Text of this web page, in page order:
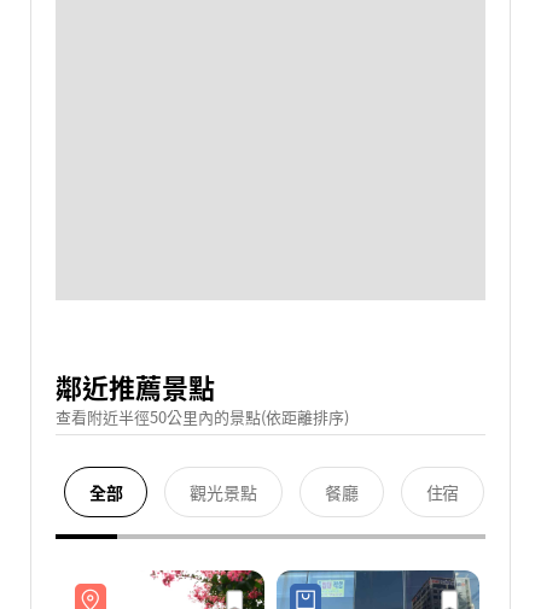
鄰近推薦景點
查看附近半徑50公里內的景點(依距離排序)
全部 觀光景點 餐廳 住宿